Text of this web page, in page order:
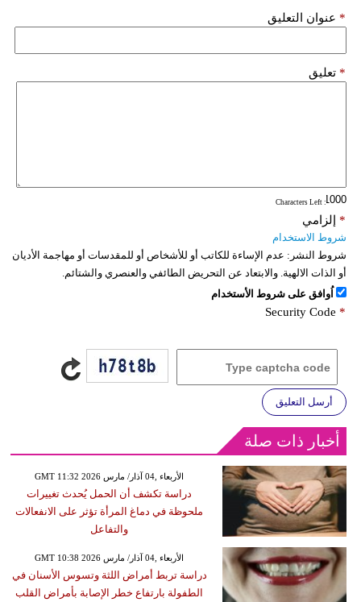
عنوان التعليق *
تعليق *
: Characters Left
إلزامي *
شروط الاستخدام
شروط النشر: عدم الإساءة للكاتب أو للأشخاص أو للمقدسات أو مهاجمة الأديان
أو الذات الالهية. والابتعاد عن التحريض الطائفي والعنصري والشتائم.
اُوافق على شروط الأستخدام
Security Code *
أرسل التعليق
أخبار ذات صلة
GMT 11:32 2026 الأربعاء ,04 آذار/ مارس
دراسة تكشف أن الحمل يُحدث تغييرات
ملحوظة في دماغ المرأة تؤثر على الانفعالات
والتفاعل
GMT 10:38 2026 الأربعاء ,04 آذار/ مارس
دراسة تربط أمراض اللثة وتسوس الأسنان في
الطفولة بارتفاع خطر الإصابة بأمراض القلب